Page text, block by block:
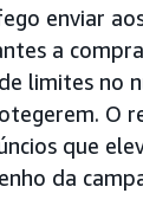
enviar
a
limites no
O
que
da